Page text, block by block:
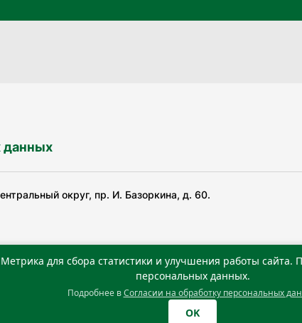
данных
округ, пр. И. Базоркина, д. 60.
службой по надзору в сфере связи,
г. Учредитель: Государственное автономное
для сбора статистики и улучшения работы сайта.
персональных данных.
Подробнее вСогласии на обработку персональных
OK